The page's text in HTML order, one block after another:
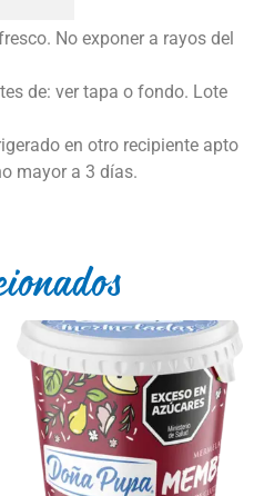
No exponer a rayos del
de: ver tapa o fondo. Lote
en otro recipiente apto
mayor a 3 días.